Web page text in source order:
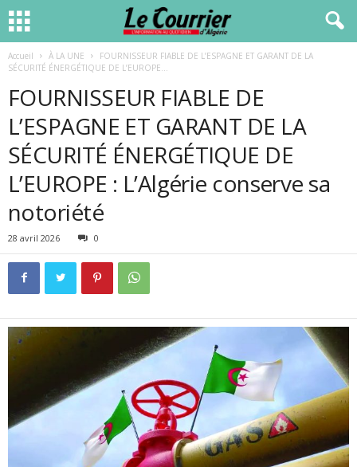
Accueil À LA UNE
FOURNISSEUR FIABLE DE L’ESPAGNE ET GARANT DE LA
SÉCURITÉ ÉNERGÉTIQUE DE L’EUROPE...
FOURNISSEUR FIABLE DE
L’ESPAGNE ET GARANT DE LA
SÉCURITÉ ÉNERGÉTIQUE DE
L’EUROPE : L’Algérie conserve sa
notoriété
28 avril 2026 0